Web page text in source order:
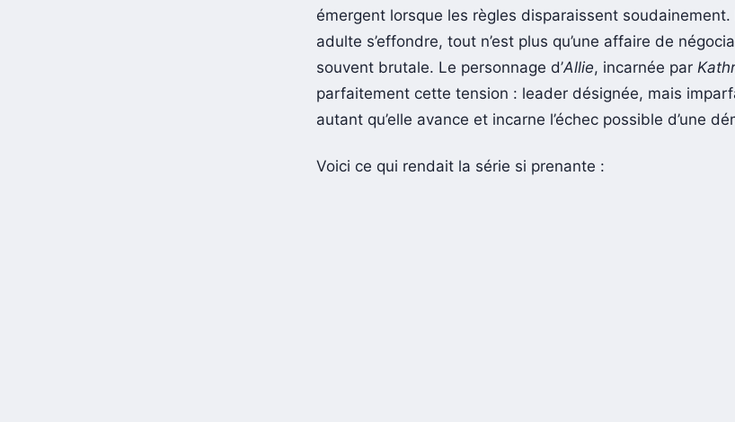
émergent lorsque les règles disparaissent soudainement.
adulte s’effondre, tout n’est plus qu’une affaire de
souvent brutale. Le personnage d’Allie, incarnée par
parfaitement cette tension : leader désignée, mais
autant qu’elle avance et incarne l’échec possible d’une
Voici ce qui rendait la série si prenante :